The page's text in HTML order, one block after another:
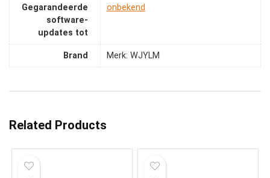
Gegarandeerde
software-
updates tot
‎onbekend
Brand Merk: WJYLM
Related Products